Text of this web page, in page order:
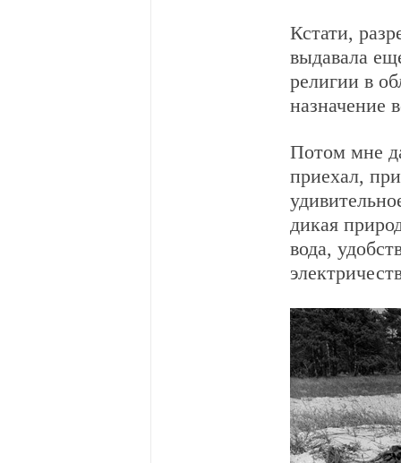
Кстати,
выдавала
религии в
назначение
Потом мне
приехал,
дикая
вода,